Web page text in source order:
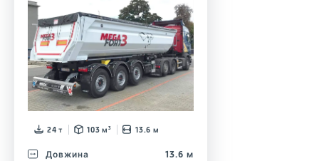
24 т 103 м³ 13.6 м
Довжина
13.6 м